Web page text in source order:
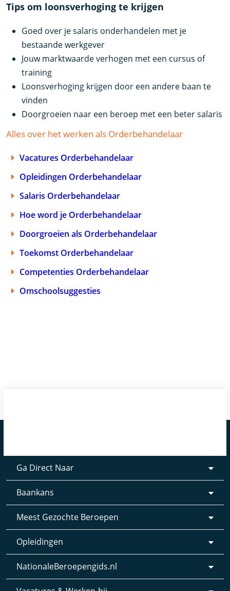
Tips om loonsverhoging te krijgen
Goed over je salaris onderhandelen met je
bestaande werkgever
Jouw marktwaarde verhogen met een cursus of
training
Loonsverhoging krijgen door een andere baan te
vinden
Doorgroeien naar een beroep met een beter salaris
Alles over het werken als Orderbehandelaar
Vacatures Orderbehandelaar
Opleidingen Orderbehandelaar
Salaris Orderbehandelaar
Hoe word je Orderbehandelaar
Doorgroeien als Orderbehandelaar
Toekomst Orderbehandelaar
Competenties Orderbehandelaar
Omschoolsuggesties
Ga Direct Naar
Baankans
Meest Gezochte Beroepen
Opleidingen
NationaleBeroepengids.nl